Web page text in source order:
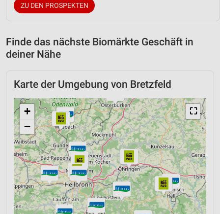
ZU DEN PROSPEKTEN
Finde das nächste Biomärkte Geschäft in
deiner Nähe
Karte der Umgebung von Bretzfeld
⛶
+
−